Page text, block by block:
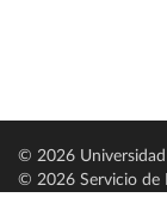
© 2026 Universidad
© 2026 Servicio de